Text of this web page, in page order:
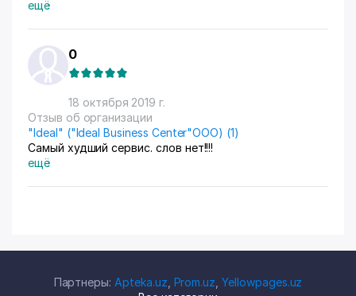
хотела спросить у вас вакансий в данный момент
ещё
0
18 октября 2019 г.
Отзыв об организации
"Ideal" ("Ideal Business Center"ООО) (1)
Самый худший сервис. слов нет!!!!
ещё
Партнеры: Apteka.uz Prom.uz ,Yellowpages.uz